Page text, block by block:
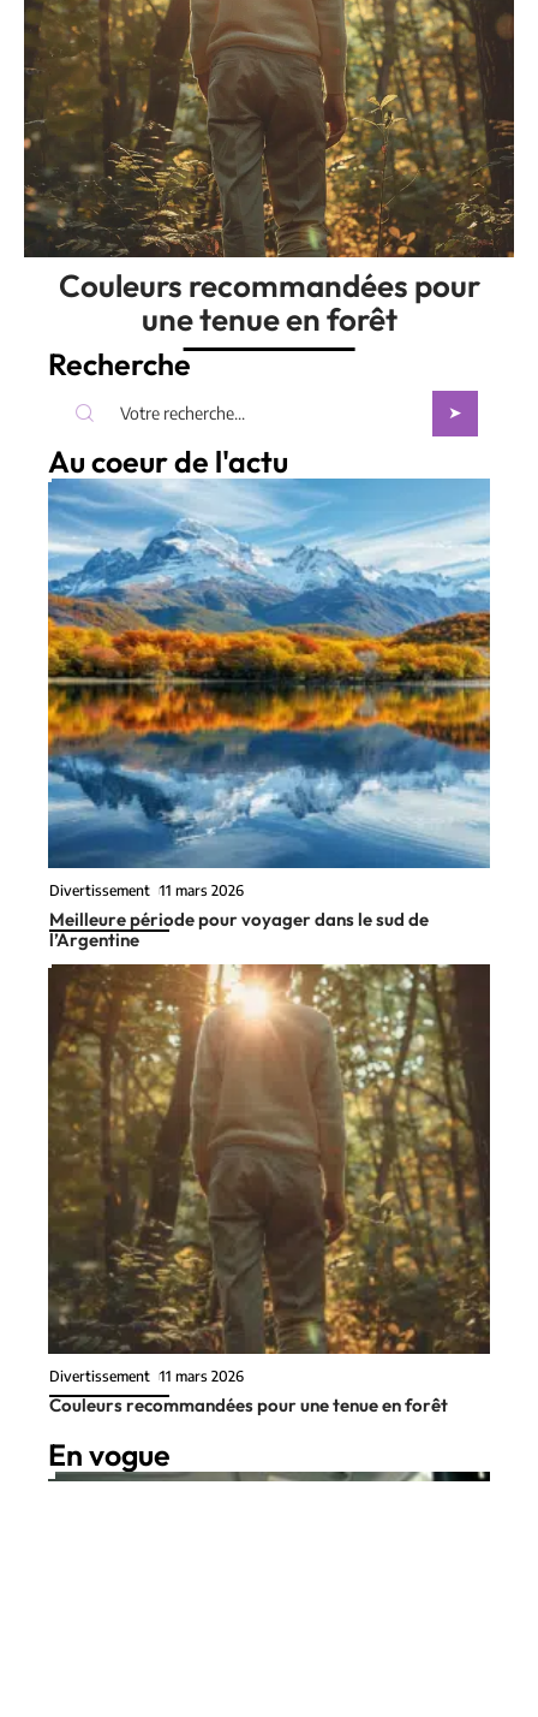
Couleurs recommandées pour
une tenue en forêt
Recherche
Au coeur de l'actu
Divertissement 11 mars 2026
Meilleure période pour voyager dans le sud de
l’Argentine
Divertissement 11 mars 2026
Couleurs recommandées pour une tenue en forêt
En vogue